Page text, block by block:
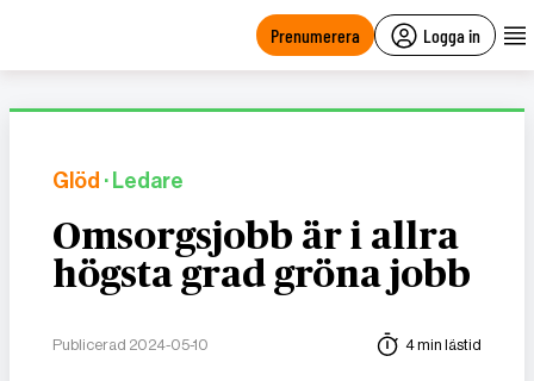
Prenumerera Logga in
Glöd · Ledare
Omsorgsjobb är i allra
högsta grad gröna jobb
Publicerad 2024-05-10 4 min lästid